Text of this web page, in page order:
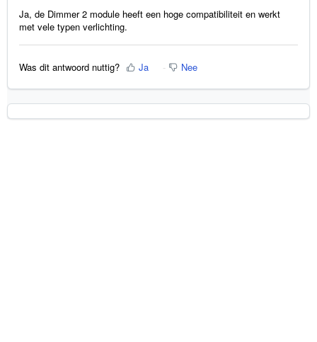
Ja, de Dimmer 2 module heeft een hoge compatibiliteit en werkt
met vele typen verlichting.
Was dit antwoord nuttig? Ja Nee